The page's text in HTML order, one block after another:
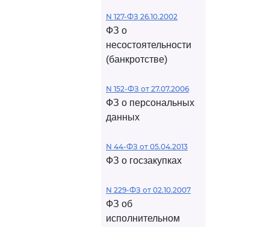
N 127-ФЗ 26.10.2002
ФЗ о
несостоятельности
(банкротстве)
N 152-ФЗ от 27.07.2006
ФЗ о персональных
данных
N 44-ФЗ от 05.04.2013
ФЗ о госзакупках
N 229-ФЗ от 02.10.2007
ФЗ об
исполнительном